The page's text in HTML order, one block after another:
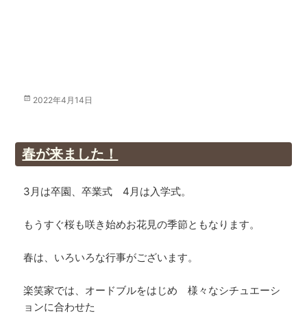
投
2022年4月14日
春が来ました！
3月は卒園、卒業式 4月は入学式。
もうすぐ桜も咲き始めお花見の季節ともなります。
春は、いろいろな行事がございます。
楽笑家では、オードブルをはじめ 様々なシチュエーシ
ョンに合わせた